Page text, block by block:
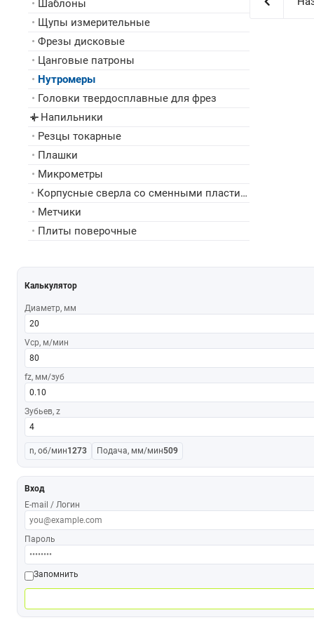
• Шаблоны
• Щупы измерительные
• Фрезы дисковые
• Цанговые патроны
• Нутромеры
• Головки твердосплавные для фрез
▸ Напильники
• Резцы токарные
• Плашки
• Микрометры
•
Корпусные сверла со сменными пластинами
• Метчики
• Плиты поверочные
Калькулятор
Диаметр, мм
Vср, м/мин
fz, мм/зуб
Зубьев, z
n, об/мин1273 Подача, мм/мин509
Вход
E-mail / Логин
Пароль
Запомнить